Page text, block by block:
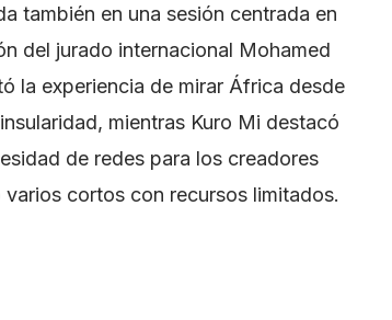
también en una sesión centrada en
del jurado internacional Mohamed
la experiencia de mirar África desde
mientras Kuro Mi destacó
de redes para los creadores
cortos con recursos limitados.